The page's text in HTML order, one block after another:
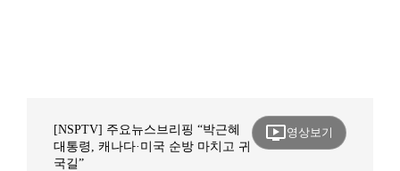
[NSPTV] 주요뉴스브리핑 “박근혜
대통령, 캐나다·미국 순방 마치고 귀
국길”
ondemand_video영상보기